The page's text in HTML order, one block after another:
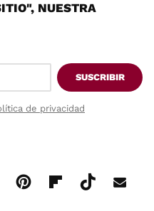
NUESTRA
SUSCRIBIR
de privacidad